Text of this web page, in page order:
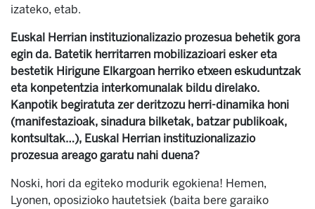
izateko, etab.
Euskal Herrian instituzionalizazio prozesua behetik gora
egin da. Batetik herritarren mobilizazioari esker eta
bestetik Hirigune Elkargoan herriko etxeen eskuduntzak
eta konpetentzia interkomunalak bildu direlako.
Kanpotik begiratuta zer deritzozu herri-dinamika honi
(manifestazioak, sinadura bilketak, batzar publikoak,
kontsultak…), Euskal Herrian instituzionalizazio
prozesua areago garatu nahi duena?
Noski, hori da egiteko modurik egokiena! Hemen,
Lyonen, oposizioko hautetsiek (baita bere garaiko